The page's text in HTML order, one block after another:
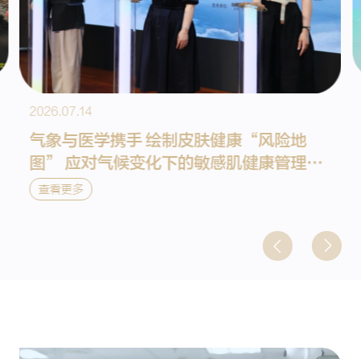
2026.07.14
气象与医学携手 绘制皮肤健康“风险地
图” 应对气候变化下的敏感肌健康管理跨
学科研究项目启动
查看更多